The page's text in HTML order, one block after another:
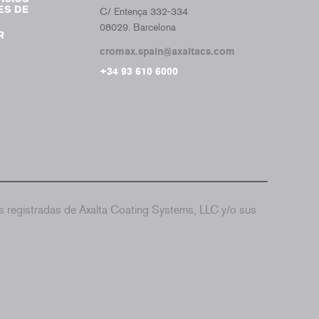
DE
C/ Entença 332-334
08029. Barcelona
cromax.spain@axaltacs.com
+34 93 610 6000
de Axalta Coating Systems, LLC y/o sus